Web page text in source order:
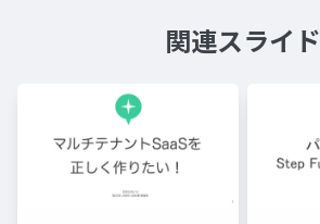
関連スライド